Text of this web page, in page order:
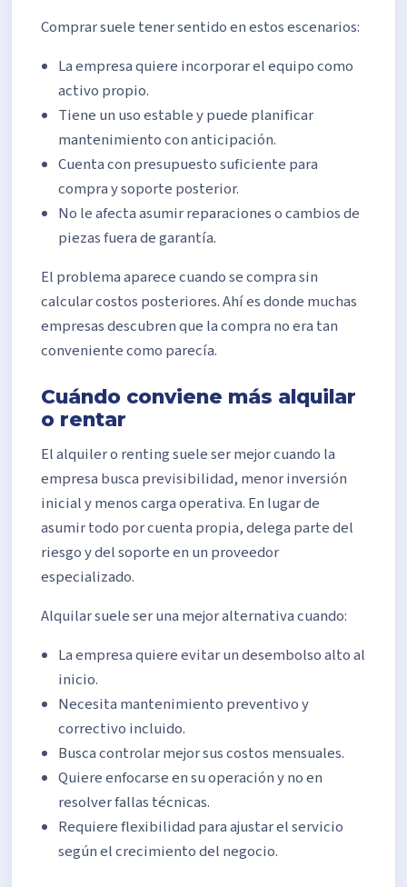
Comprar suele tener sentido en estos escenarios:
La empresa quiere incorporar el equipo como
activo propio.
Tiene un uso estable y puede planificar
mantenimiento con anticipación.
Cuenta con presupuesto suficiente para
compra y soporte posterior.
No le afecta asumir reparaciones o cambios de
piezas fuera de garantía.
El problema aparece cuando se compra sin
calcular costos posteriores. Ahí es donde muchas
empresas descubren que la compra no era tan
conveniente como parecía.
Cuándo conviene más alquilar
o rentar
El alquiler o renting suele ser mejor cuando la
empresa busca previsibilidad, menor inversión
inicial y menos carga operativa. En lugar de
asumir todo por cuenta propia, delega parte del
riesgo y del soporte en un proveedor
especializado.
Alquilar suele ser una mejor alternativa cuando:
La empresa quiere evitar un desembolso alto al
inicio.
Necesita mantenimiento preventivo y
correctivo incluido.
Busca controlar mejor sus costos mensuales.
Quiere enfocarse en su operación y no en
resolver fallas técnicas.
Requiere flexibilidad para ajustar el servicio
según el crecimiento del negocio.